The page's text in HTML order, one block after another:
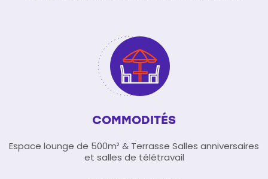
COMMODITÉS
Espace lounge de 500m² & Terrasse Salles anniversaires
et salles de télétravail